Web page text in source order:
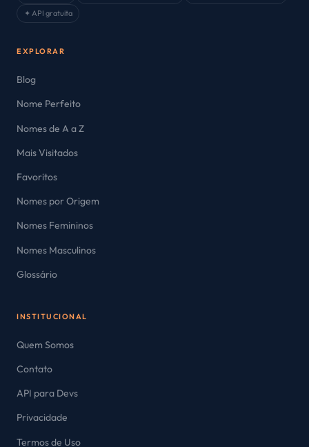
✦ API gratuita
EXPLORAR
Blog
Nome Perfeito
Nomes de A a Z
Mais Visitados
Favoritos
Nomes por Origem
Nomes Femininos
Nomes Masculinos
Glossário
INSTITUCIONAL
Quem Somos
Contato
API para Devs
Privacidade
Termos de Uso